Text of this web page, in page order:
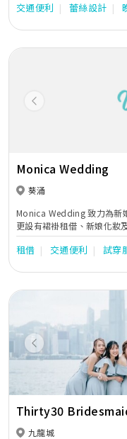
交通便利 蕾絲設計
Previous
Monica Wedding
葵涌
Monica Wedding 致力為新
更設有裙褂租借、新娘化妝
人更輕鬆籌備人生大事。
租借 交通便利 試穿
Previous
Thirty30
九龍城